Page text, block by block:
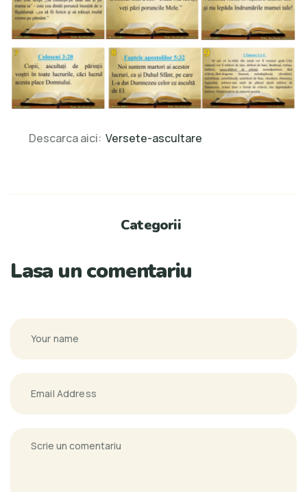
Descarca aici: Versete-ascultare
Categorii
Lasa un comentariu